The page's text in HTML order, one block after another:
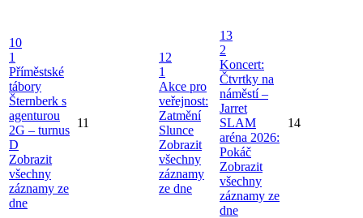
10
1
Příměstské
tábory
Šternberk s
agenturou
2G – turnus
D
Zobrazit
všechny
záznamy ze
dne
11
12
1
Akce pro
veřejnost:
Zatmění
Slunce
Zobrazit
všechny
záznamy
ze dne
13
2
Koncert:
Čtvrtky na
náměstí –
Jarret
SLAM
aréna 2026:
Pokáč
Zobrazit
všechny
záznamy ze
dne
14